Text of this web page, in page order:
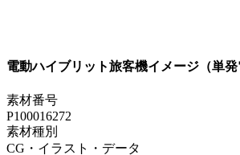
電動ハイブリット旅客機イメージ（単
素材番号
P100016272
素材種別
CG・イラスト・データ